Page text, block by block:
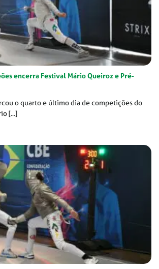
encerra Festival Mário Queiroz e Pré-
o quarto e último dia de competições do
[...]